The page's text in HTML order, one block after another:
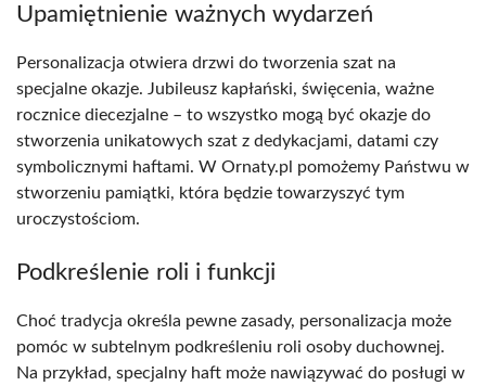
Upamiętnienie ważnych wydarzeń
Personalizacja otwiera drzwi do tworzenia szat na
specjalne okazje. Jubileusz kapłański, święcenia, ważne
rocznice diecezjalne – to wszystko mogą być okazje do
stworzenia unikatowych szat z dedykacjami, datami czy
symbolicznymi haftami. W Ornaty.pl pomożemy Państwu w
stworzeniu pamiątki, która będzie towarzyszyć tym
uroczystościom.
Podkreślenie roli i funkcji
Choć tradycja określa pewne zasady, personalizacja może
pomóc w subtelnym podkreśleniu roli osoby duchownej.
Na przykład, specjalny haft może nawiązywać do posługi w